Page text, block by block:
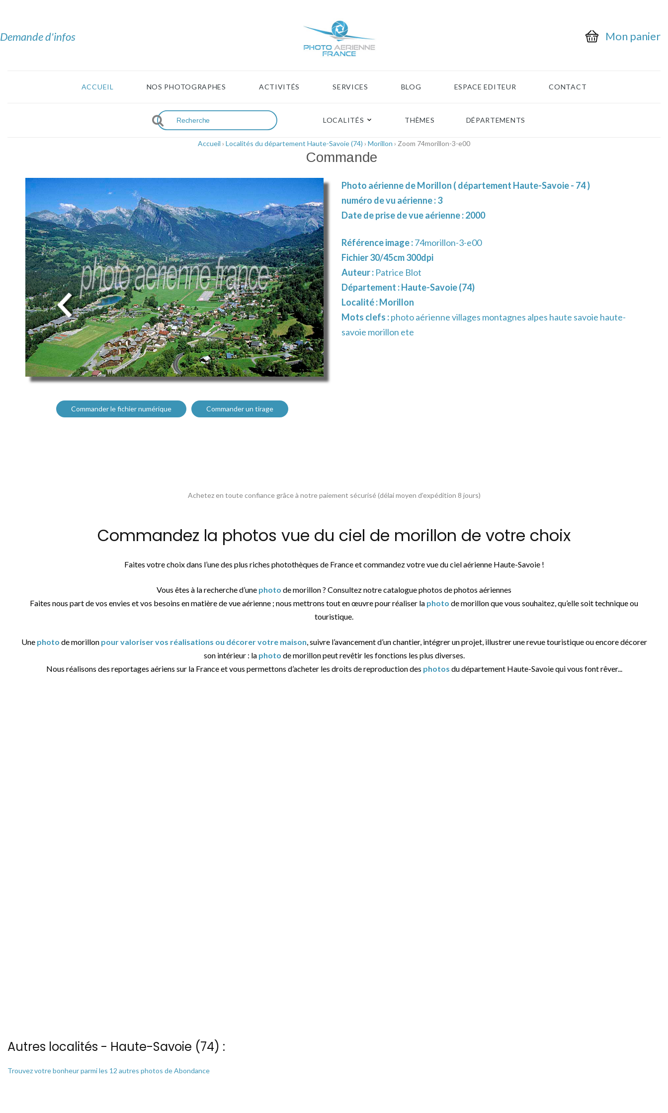
Demande d'infos Mon panier
ACCUEIL NOS PHOTOGRAPHES ACTIVITÉS SERVICES BLOG ESPACE EDITEUR CONTACT
LOCALITÉS THÈMES DÉPARTEMENTS
Accueil › Localités du département Haute-Savoie (74) › Morillon › Zoom 74morillon-3-e00
Commande
Commander le fichier numérique Commander un tirage
Photo aérienne de Morillon ( département Haute-Savoie - 74 )
numéro de vu aérienne : 3
Date de prise de vue aérienne : 2000
Référence image :74morillon-3-e00
Fichier 30/45cm 300dpi
Auteur : Patrice Blot
Département :Haute-Savoie (74)
Localité :Morillon
Mots clefs :photo aérienne villages montagnes alpes haute savoie haute-
savoie morillon ete
Achetez en toute confiance grâce à notre paiement sécurisé (délai moyen d’expédition 8 jours)
Commandez la photos vue du ciel de morillon de votre choix
Faites votre choix dans l’une des plus riches photothèques de France et commandez votre vue du ciel aérienne Haute-Savoie !
Vous êtes à la recherche d’une photo de morillon ? Consultez notre catalogue photos de photos aériennes
Faites nous part de vos envies et vos besoins en matière de vue aérienne ; nous mettrons tout en œuvre pour réaliser la photo de morillon que vous souhaitez, qu’elle soit technique ou
touristique.
Une photo de morillon pour valoriser vos réalisations ou décorer votre maison, suivre l’avancement d’un chantier, intégrer un projet, illustrer une revue touristique ou encore décorer
son intérieur : la photo de morillon peut revêtir les fonctions les plus diverses.
Nous réalisons des reportages aériens sur la France et vous permettons d’acheter les droits de reproduction des photos du département Haute-Savoie qui vous font rêver...
Autres localités - Haute-Savoie (74) :
Trouvez votre bonheur parmi les 12 autres photos de Abondance